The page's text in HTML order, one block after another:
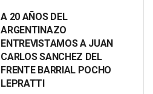
A 20 AÑOS DEL
ARGENTINAZO
ENTREVISTAMOS A JUAN
CARLOS SANCHEZ DEL
FRENTE BARRIAL POCHO
LEPRATTI